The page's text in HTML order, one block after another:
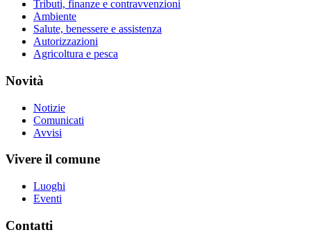
Tributi, finanze e contravvenzioni
Ambiente
Salute, benessere e assistenza
Autorizzazioni
Agricoltura e pesca
Novità
Notizie
Comunicati
Avvisi
Vivere il comune
Luoghi
Eventi
Contatti